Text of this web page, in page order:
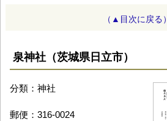
（▲目次に戻る）
泉神社（茨城県日立市）
分類：神社
郵便：316-0024